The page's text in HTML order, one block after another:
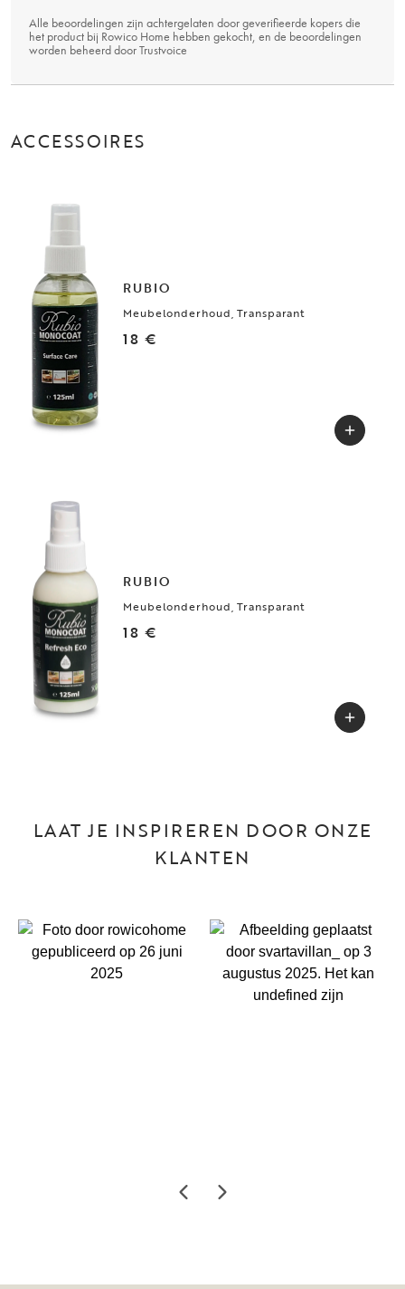
Alle beoordelingen zijn achtergelaten door geverifieerde kopers die
het product bij Rowico Home hebben gekocht, en de beoordelingen
worden beheerd doorTrustvoice
ACCESSOIRES
RUBIO
Meubelonderhoud, Transparant
18 €
RUBIO
Meubelonderhoud, Transparant
18 €
LAAT JE INSPIREREN DOOR ONZE
KLANTEN